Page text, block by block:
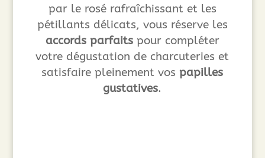
par le rosé rafraîchissant et les
pétillants délicats, vous réserve les
accords parfaitspour compléter
votre dégustation de charcuteries et
satisfaire pleinement vos papilles
gustatives.